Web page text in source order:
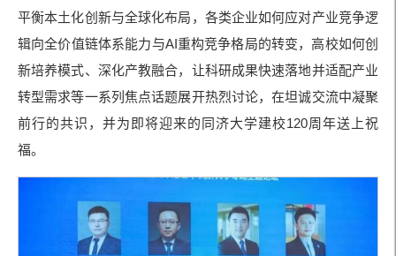
平衡本土化创新与全球化布局，各类企业如何应对产业竞争逻
辑向全价值链体系能力与AI重构竞争格局的转变，高校如何创
新培养模式、深化产教融合，让科研成果快速落地并适配产业
转型需求等一系列焦点话题展开热烈讨论，在坦诚交流中凝聚
前行的共识，并为即将迎来的同济大学建校120周年送上祝
福。